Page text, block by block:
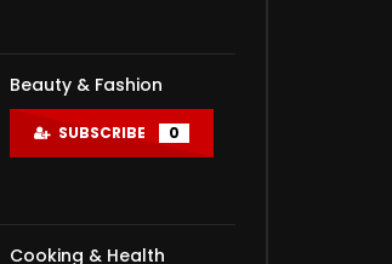
Beauty & Fashion
SUBSCRIBE 0
Cooking & Health